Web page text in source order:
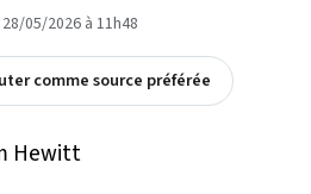
05/2026 à 11h48
comme source préférée